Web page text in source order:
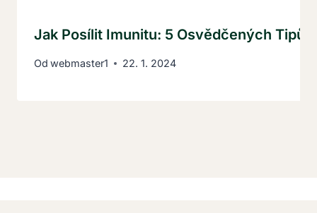
Jak Posílit Imunitu: 5 Osvědčených Tipů
Od webmaster1 22. 1. 2024